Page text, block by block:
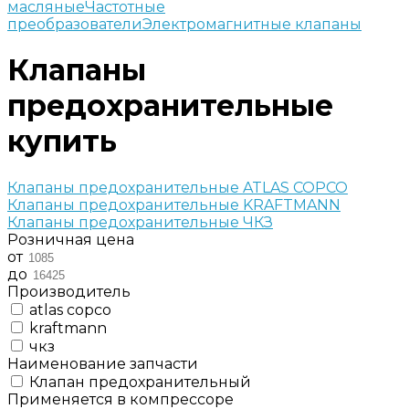
масляныеЧастотные
преобразователиЭлектромагнитные клапаны
Клапаны
предохранительные
купить
Клапаны предохранительные ATLAS COPCO
Клапаны предохранительные KRAFTMANN
Клапаны предохранительные ЧКЗ
Розничная цена
от
до
Производитель
atlas copco
kraftmann
чкз
Наименование запчасти
Клапан предохранительный
Применяется в компрессоре